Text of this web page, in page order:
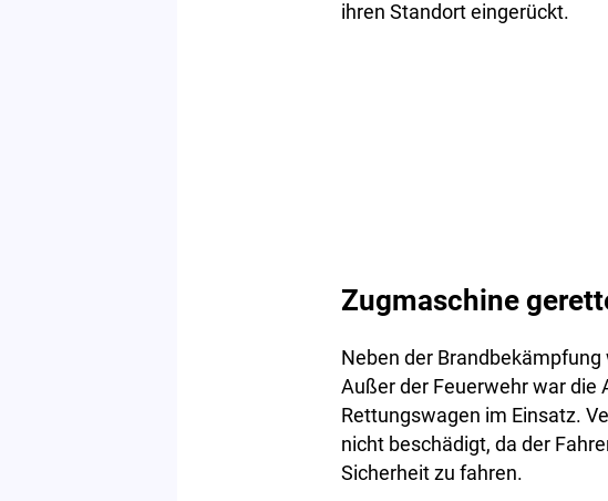
ihren Standort eingerückt.
Zugmaschine
Neben der
Außer der Feuerwehr war die
Rettungswagen im Einsatz.
nicht beschädigt, da der
Sicherheit zu fahren.